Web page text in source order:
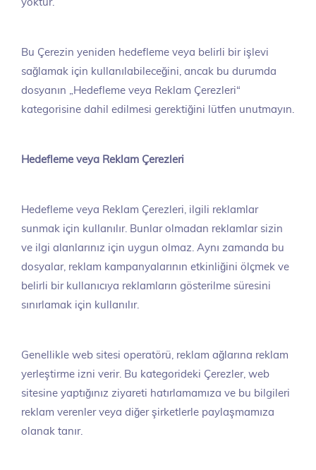
yoktur.
Bu Çerezin yeniden hedefleme veya belirli bir işlevi
sağlamak için kullanılabileceğini, ancak bu durumda
dosyanın „Hedefleme veya Reklam Çerezleri“
kategorisine dahil edilmesi gerektiğini lütfen unutmayın.
Hedefleme veya Reklam Çerezleri
Hedefleme veya Reklam Çerezleri, ilgili reklamlar
sunmak için kullanılır. Bunlar olmadan reklamlar sizin
ve ilgi alanlarınız için uygun olmaz. Aynı zamanda bu
dosyalar, reklam kampanyalarının etkinliğini ölçmek ve
belirli bir kullanıcıya reklamların gösterilme süresini
sınırlamak için kullanılır.
Genellikle web sitesi operatörü, reklam ağlarına reklam
yerleştirme izni verir. Bu kategorideki Çerezler, web
sitesine yaptığınız ziyareti hatırlamamıza ve bu bilgileri
reklam verenler veya diğer şirketlerle paylaşmamıza
olanak tanır.